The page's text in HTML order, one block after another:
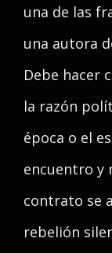
una de las
una autora
Debe hacer
la razón
época o el
encuentro y
contrato se
rebelión